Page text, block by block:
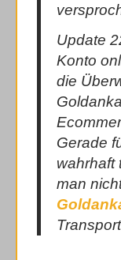
Update
Konto
die
Gerade
wahrhaft
man